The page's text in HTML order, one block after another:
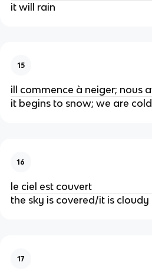
it will rain
15
ill commence à neiger; nous
it begins to snow; we are cold
16
le ciel est couvert
the sky is covered/it is cloudy
17